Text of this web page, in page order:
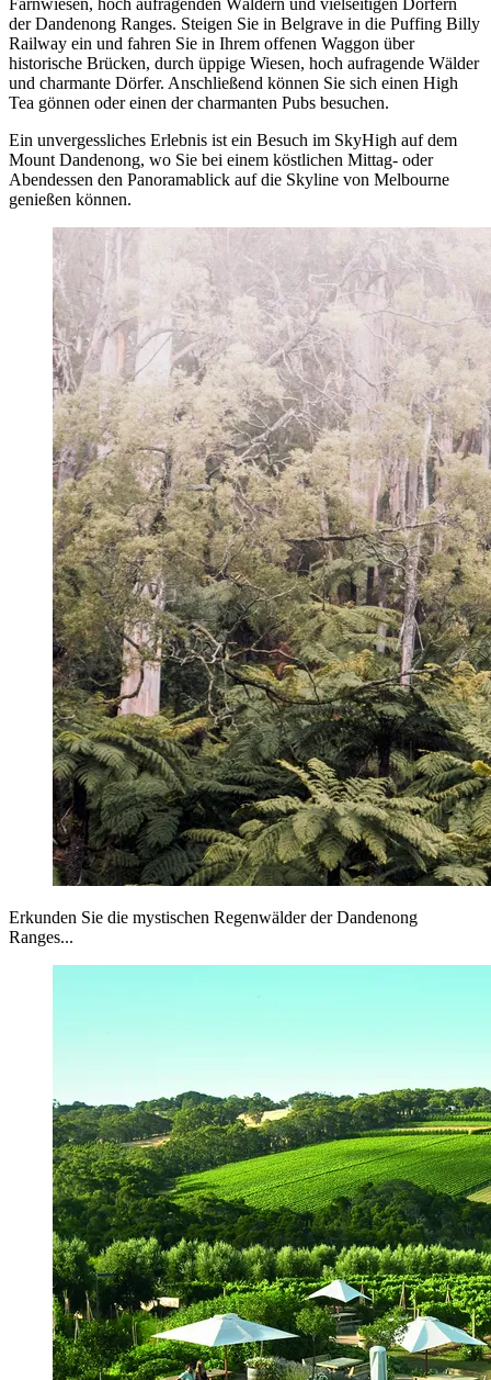
der Dandenong Ranges. Steigen Sie in Belgrave in die Puffing Billy
Railway ein und fahren Sie in Ihrem offenen Waggon über
historische Brücken, durch üppige Wiesen, hoch aufragende Wälder
und charmante Dörfer. Anschließend können Sie sich einen High
Tea gönnen oder einen der charmanten Pubs besuchen.
Ein unvergessliches Erlebnis ist ein Besuch im SkyHigh auf dem
Mount Dandenong, wo Sie bei einem köstlichen Mittag- oder
Abendessen den Panoramablick auf die Skyline von Melbourne
genießen können.
Erkunden Sie die mystischen Regenwälder der Dandenong
Ranges...